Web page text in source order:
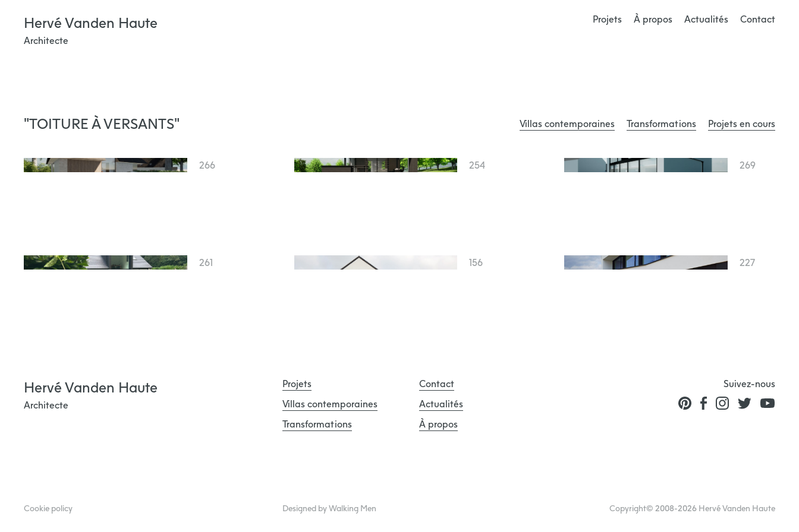
to
content
Hervé Vanden Haute
Architecte
Projets À propos Actualités Contact
"TOITURE À VERSANTS" Villas contemporaines Transformations Projets en cours
266 254 269
261 156 227
Hervé Vanden Haute
Architecte
Projets
Contact
Villas contemporaines
Actualités
Transformations
À propos
Suivez-nous
Cookie policy Designed by Walking Men Copyright© 2008-2026 Hervé Vanden Haute